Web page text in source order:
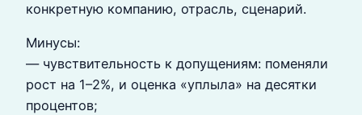
конкретную компанию, отрасль, сценарий.
Минусы:
— чувствительность к допущениям: поменяли
рост на 1–2%, и оценка «уплыла» на десятки
процентов;